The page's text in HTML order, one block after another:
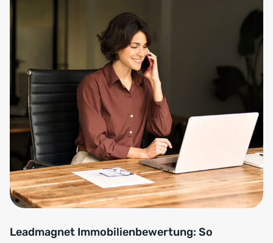
Leadmagnet Immobilienbewertung: So